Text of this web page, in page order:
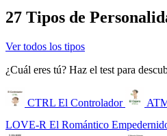
27 Tipos de
Ver todos los tipos
¿Cuál eres tú? Haz el test para
CTRL El Controlador
LOVE-R El Romántico